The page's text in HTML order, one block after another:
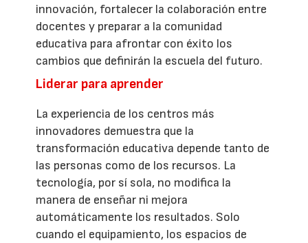
innovación, fortalecer la colaboración entre
docentes y preparar a la comunidad
educativa para afrontar con éxito los
cambios que definirán la escuela del futuro.
Liderar para aprender
La experiencia de los centros más
innovadores demuestra que la
transformación educativa depende tanto de
las personas como de los recursos. La
tecnología, por sí sola, no modifica la
manera de enseñar ni mejora
automáticamente los resultados. Solo
cuando el equipamiento, los espacios de